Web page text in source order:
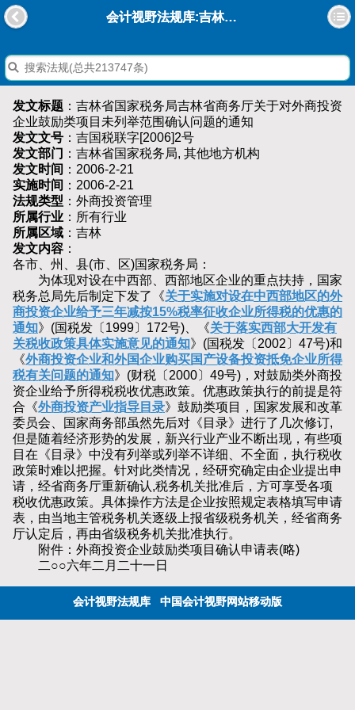
会计视野法规库:吉林省国家税务局吉林省商务厅关于对外商投资企业鼓励类项目未列举范围确认问题的通知
发文标题 ：吉林省国家税务局吉林省商务厅关于对外商投资
企业鼓励类项目未列举范围确认问题的通知
发文文号 ：吉国税联字[2006]2号
发文部门 ：吉林省国家税务局, 其他地方机构
发文时间 ：2006-2-21
实施时间 ：2006-2-21
法规类型 ：外商投资管理
所属行业 ：所有行业
所属区域 ：吉林
发文内容 ：
各市、州、县(市、区)国家税务局：
为体现对设在中西部、西部地区企业的重点扶持，国家
税务总局先后制定下发了《关于实施对设在中西部地区的外
商投资企业给予三年减按15%税率征收企业所得税的优惠的
通知》(国税发〔1999〕172号)、《关于落实西部大开发有
关税收政策具体实施意见的通知》(国税发〔2002〕47号)和
《外商投资企业和外国企业购买国产设备投资抵免企业所得
税有关问题的通知》(财税〔2000〕49号)，对鼓励类外商投
资企业给予所得税税收优惠政策。优惠政策执行的前提是符
合《外商投资产业指导目录》鼓励类项目，国家发展和改革
委员会、国家商务部虽然先后对《目录》进行了几次修订,
但是随着经济形势的发展，新兴行业产业不断出现，有些项
目在《目录》中没有列举或列举不详细、不全面，执行税收
政策时难以把握。针对此类情况，经研究确定由企业提出申
请，经省商务厅重新确认,税务机关批准后，方可享受各项
税收优惠政策。具体操作方法是企业按照规定表格填写申请
表，由当地主管税务机关逐级上报省级税务机关，经省商务
厅认定后，再由省级税务机关批准执行。
附件：外商投资企业鼓励类项目确认申请表(略)
二○○六年二月二十一日
会计视野法规库 中国会计视野网站移动版